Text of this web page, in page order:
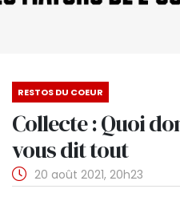
RESTOS DU COEUR
Collecte : Quoi
vous dit tout
20 août 2021, 20h23